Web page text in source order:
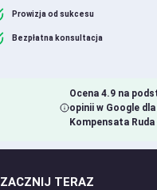
Prowizja od sukcesu
Bezpłatna konsultacja
Ocena 4.9 na
opinii w Google dla
Kompensata
ZACZNIJ TERAZ